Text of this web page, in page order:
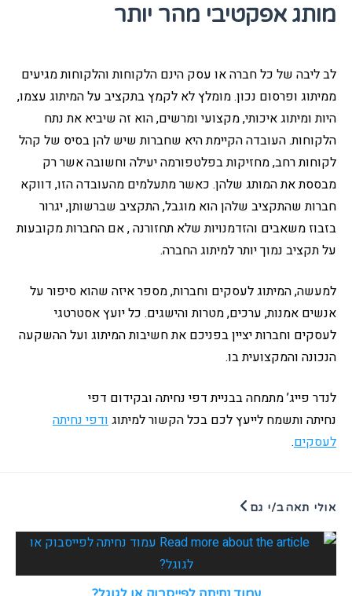
מותג אפקטיבי מהר יותר
לב ליבה של כל חברה או עסק הינם הלקוחות והלקוחות מגיעים
ממיתוג ופרסום נכון. מומלץ לא לקמץ בתקציב על המיתוג עצמו,
היות ומיתוג איכותי, מקצועי ומרשים, הוא זה שיביא את נתח
הלקוחות. העובדה הקיימת היא שחברות שיש להן בסיס של קהל
לקוחות רחב, מחזיקות בפלטפורמה יעילה וחשובה אשר רק
מבססת את המותג שלהן. כאשר מתעלמים מהעובדה הזו, דווקא
חברות שהתקציב שלהן הוא מוגבל, התקציב שברשותן, יגרור
בזבוז משאבים והזדמנויות שלא תחזורנה , אם החברות מקובעות
על תקציב נמוך יותר למיתוג החברה.
למעשה, המיתוג לעסקים וחברות, מספר איזה שהוא סיפור על
אנשים אמנות, ערכים, מטרות והישגים. כל יועץ אסטרטגי
לעסקים וחברות יציין בפניכם את חשיבות המיתוג ועל ההשקעה
הנכונה והמקצועית בו.
לנדר פייג’ מתמחה בבניית דפי נחיתה ובקידום דפי
נחיתה ותשמח לייעץ לכם בכל הקשור למיתוגודפי נחיתה
לעסקים.
אולי תאהב/י גם